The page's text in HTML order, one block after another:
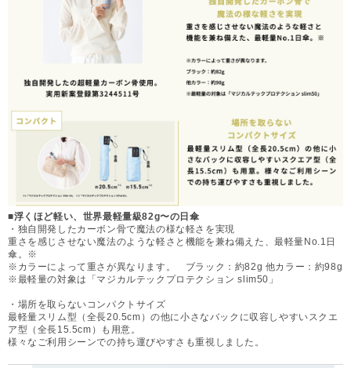
■浮くほど軽い、世界最軽量級82g〜の日傘
・独自開発したカーボン骨で魔法の様な軽さを実現
重さを感じさせない魔法のような軽さと機能を兼ね備えた、最軽量No.1日
傘。※
※カラーによって重さが異なります。 ブラック：約82g 他カラー：約98g
※最軽量の対象は「マジカルテックプロテクション slim50」
・場所を取らないコンパクトサイズ
最軽量スリム型（全長20.5cm）の他に小さなバックに収容しやすいスクエ
ア型（全長15.5cm）も用意。
様々なご利用シーンでの持ち運びやすさも重視しました。